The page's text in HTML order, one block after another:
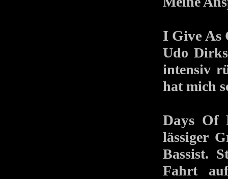
I Give As
Udo
intensiv
hat mich
Days Of
lässiger
Bassist.
Fahrt